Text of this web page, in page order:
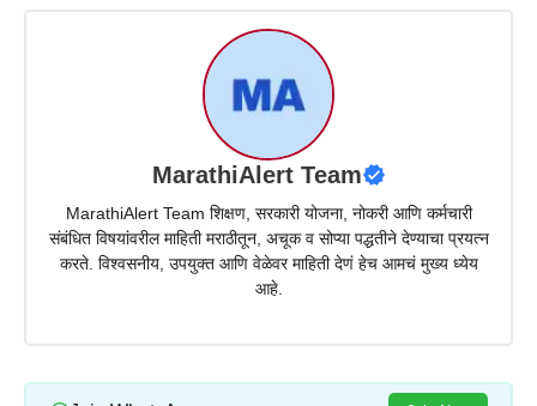
MarathiAlert Team
MarathiAlert Team शिक्षण, सरकारी योजना, नोकरी आणि कर्मचारी
संबंधित विषयांवरील माहिती मराठीतून, अचूक व सोप्या पद्धतीने देण्याचा प्रयत्न
करते. विश्वसनीय, उपयुक्त आणि वेळेवर माहिती देणं हेच आमचं मुख्य ध्येय
आहे.